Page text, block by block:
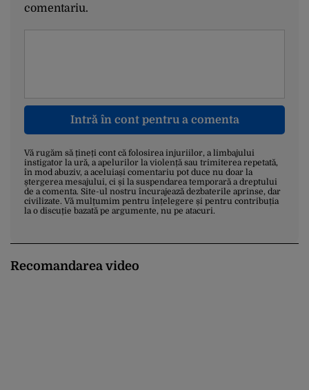
comentariu.
Intră în cont pentru a comenta
Vă rugăm să țineți cont că folosirea injuriilor, a limbajului
instigator la ură, a apelurilor la violență sau trimiterea repetată,
în mod abuziv, a aceluiași comentariu pot duce nu doar la
ștergerea mesajului, ci și la suspendarea temporară a dreptului
de a comenta. Site-ul nostru încurajează dezbaterile aprinse, dar
civilizate. Vă mulțumim pentru înțelegere și pentru contribuția
la o discuție bazată pe argumente, nu pe atacuri.
Recomandarea video